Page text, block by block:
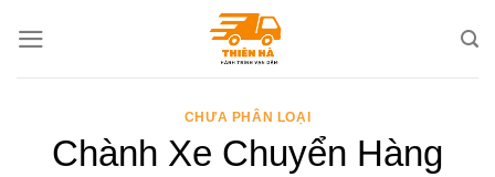
CHƯA PHÂN LOẠI
Chành Xe Chuyển Hàng